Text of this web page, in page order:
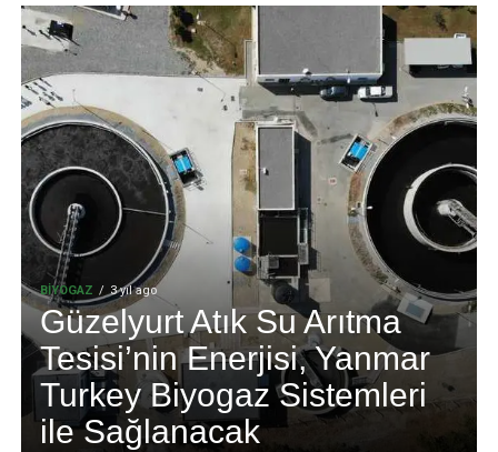
BIYOGAZ 3 yıl ago
Güzelyurt Atık Su Arıtma
Tesisi’nin Enerjisi, Yanmar
Turkey Biyogaz Sistemleri
ile Sağlanacak